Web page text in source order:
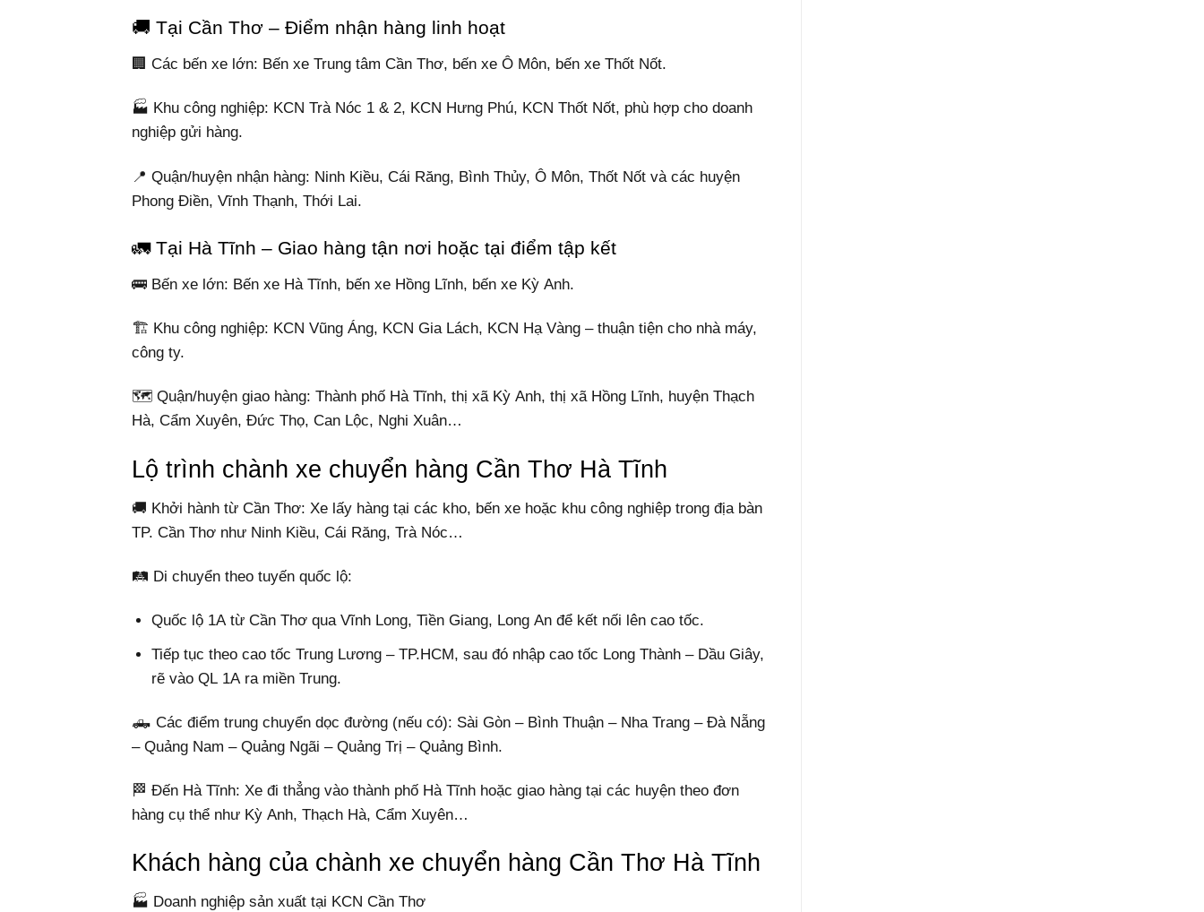
🚚 Tại Cần Thơ – Điểm nhận hàng linh hoạt
🏢 Các bến xe lớn: Bến xe Trung tâm Cần Thơ, bến xe Ô Môn, bến xe Thốt Nốt.
🏭 Khu công nghiệp: KCN Trà Nóc 1 & 2, KCN Hưng Phú, KCN Thốt Nốt, phù hợp cho doanh
nghiệp gửi hàng.
📍 Quận/huyện nhận hàng: Ninh Kiều, Cái Răng, Bình Thủy, Ô Môn, Thốt Nốt và các huyện
Phong Điền, Vĩnh Thạnh, Thới Lai.
🚛 Tại Hà Tĩnh – Giao hàng tận nơi hoặc tại điểm tập kết
🚌 Bến xe lớn: Bến xe Hà Tĩnh, bến xe Hồng Lĩnh, bến xe Kỳ Anh.
🏗️ Khu công nghiệp: KCN Vũng Áng, KCN Gia Lách, KCN Hạ Vàng – thuận tiện cho nhà máy,
công ty.
🗺️ Quận/huyện giao hàng: Thành phố Hà Tĩnh, thị xã Kỳ Anh, thị xã Hồng Lĩnh, huyện Thạch
Hà, Cẩm Xuyên, Đức Thọ, Can Lộc, Nghi Xuân…
Lộ trình chành xe chuyển hàng Cần Thơ Hà Tĩnh
🚚 Khởi hành từ Cần Thơ: Xe lấy hàng tại các kho, bến xe hoặc khu công nghiệp trong địa bàn
TP. Cần Thơ như Ninh Kiều, Cái Răng, Trà Nóc…
🛤️ Di chuyển theo tuyến quốc lộ:
Quốc lộ 1A từ Cần Thơ qua Vĩnh Long, Tiền Giang, Long An để kết nối lên cao tốc.
Tiếp tục theo cao tốc Trung Lương – TP.HCM, sau đó nhập cao tốc Long Thành – Dầu Giây,
rẽ vào QL 1A ra miền Trung.
🛻 Các điểm trung chuyển dọc đường (nếu có): Sài Gòn – Bình Thuận – Nha Trang – Đà Nẵng
– Quảng Nam – Quảng Ngãi – Quảng Trị – Quảng Bình.
🏁 Đến Hà Tĩnh: Xe đi thẳng vào thành phố Hà Tĩnh hoặc giao hàng tại các huyện theo đơn
hàng cụ thể như Kỳ Anh, Thạch Hà, Cẩm Xuyên…
Khách hàng của chành xe chuyển hàng Cần Thơ Hà Tĩnh
🏭 Doanh nghiệp sản xuất tại KCN Cần Thơ